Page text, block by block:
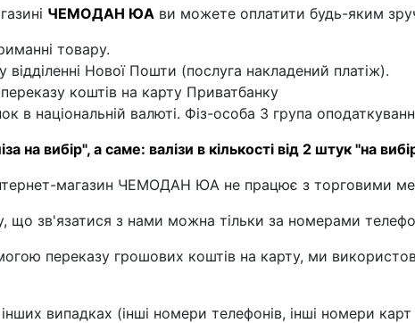
ЧЕМОДАН ЮА ви можете оплатити будь-яким
товару.
відділенні Нової Пошти (послуга накладений платіж).
коштів на карту Приватбанку
в національній валюті. Фіз-особа 3 група
на вибір", а саме: валізи в кількості від 2 штук "на
магазин ЧЕМОДАН ЮА не працює з торговими
зв'язатися з нами можна тільки за номерами
переказу грошових коштів на карту, ми
випадках (інші номери телефонів, інші номери